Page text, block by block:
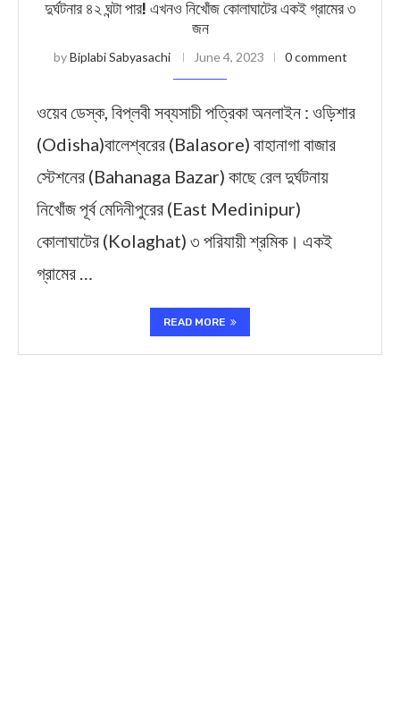
দুর্ঘটনার ৪২ ঘন্টা পার! এখনও নিখোঁজ কোলাঘাটের একই গ্রামের ৩
জন
byBiplabi Sabyasachi June 4, 2023 0 comment
ওয়েব ডেস্ক, বিপ্লবী সব্যসাচী পত্রিকা অনলাইন : ওড়িশার
(Odisha)বালেশ্বরের (Balasore) বাহানাগা বাজার
স্টেশনের (Bahanaga Bazar) কাছে রেল দুর্ঘটনায়
নিখোঁজ পূর্ব মেদিনীপুরের (East Medinipur)
কোলাঘাটের (Kolaghat) ৩ পরিযায়ী শ্রমিক। একই
গ্রামের …
READ MORE